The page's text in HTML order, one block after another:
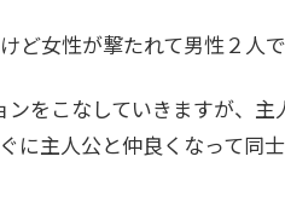
女性が撃たれて男性２人
をこなしていきますが、
に主人公と仲良くなって同